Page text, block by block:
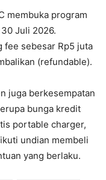
membuka program
Juli 2026.
fee sebesar Rp5 juta
(refundable).
juga berkesempatan
bunga kredit
portable charger,
undian membeli
yang berlaku.